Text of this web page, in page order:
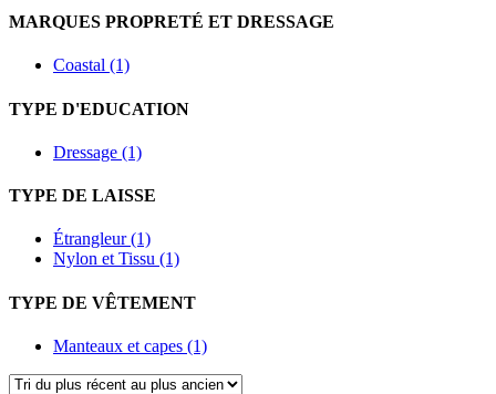
MARQUES PROPRETÉ ET DRESSAGE
Coastal (1)
TYPE D'EDUCATION
Dressage (1)
TYPE DE LAISSE
Étrangleur (1)
Nylon et Tissu (1)
TYPE DE VÊTEMENT
Manteaux et capes (1)